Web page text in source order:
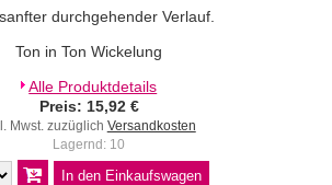
durchgehender Verlauf.
Ton in Ton Wickelung
Alle Produktdetails
Preis: 15,92 €
Mwst. zuzüglich Versandkosten
Lagernd: 10